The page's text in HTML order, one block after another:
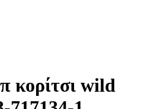
κορίτσι wild